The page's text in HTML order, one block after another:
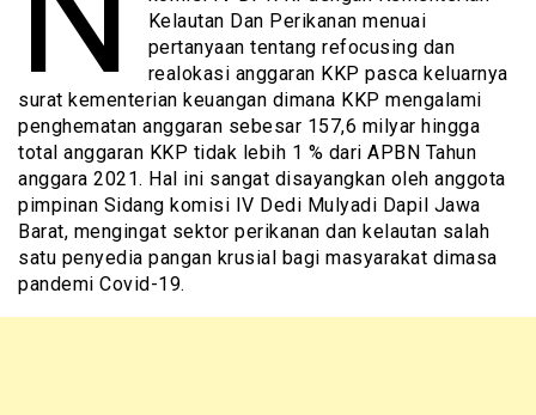
Kelautan Dan Perikanan menuai
pertanyaan tentang refocusing dan
realokasi anggaran KKP pasca keluarnya
surat kementerian keuangan dimana KKP mengalami
penghematan anggaran sebesar 157,6 milyar hingga
total anggaran KKP tidak lebih 1 % dari APBN Tahun
anggara 2021. Hal ini sangat disayangkan oleh anggota
pimpinan Sidang komisi IV Dedi Mulyadi Dapil Jawa
Barat, mengingat sektor perikanan dan kelautan salah
satu penyedia pangan krusial bagi masyarakat dimasa
pandemi Covid-19.